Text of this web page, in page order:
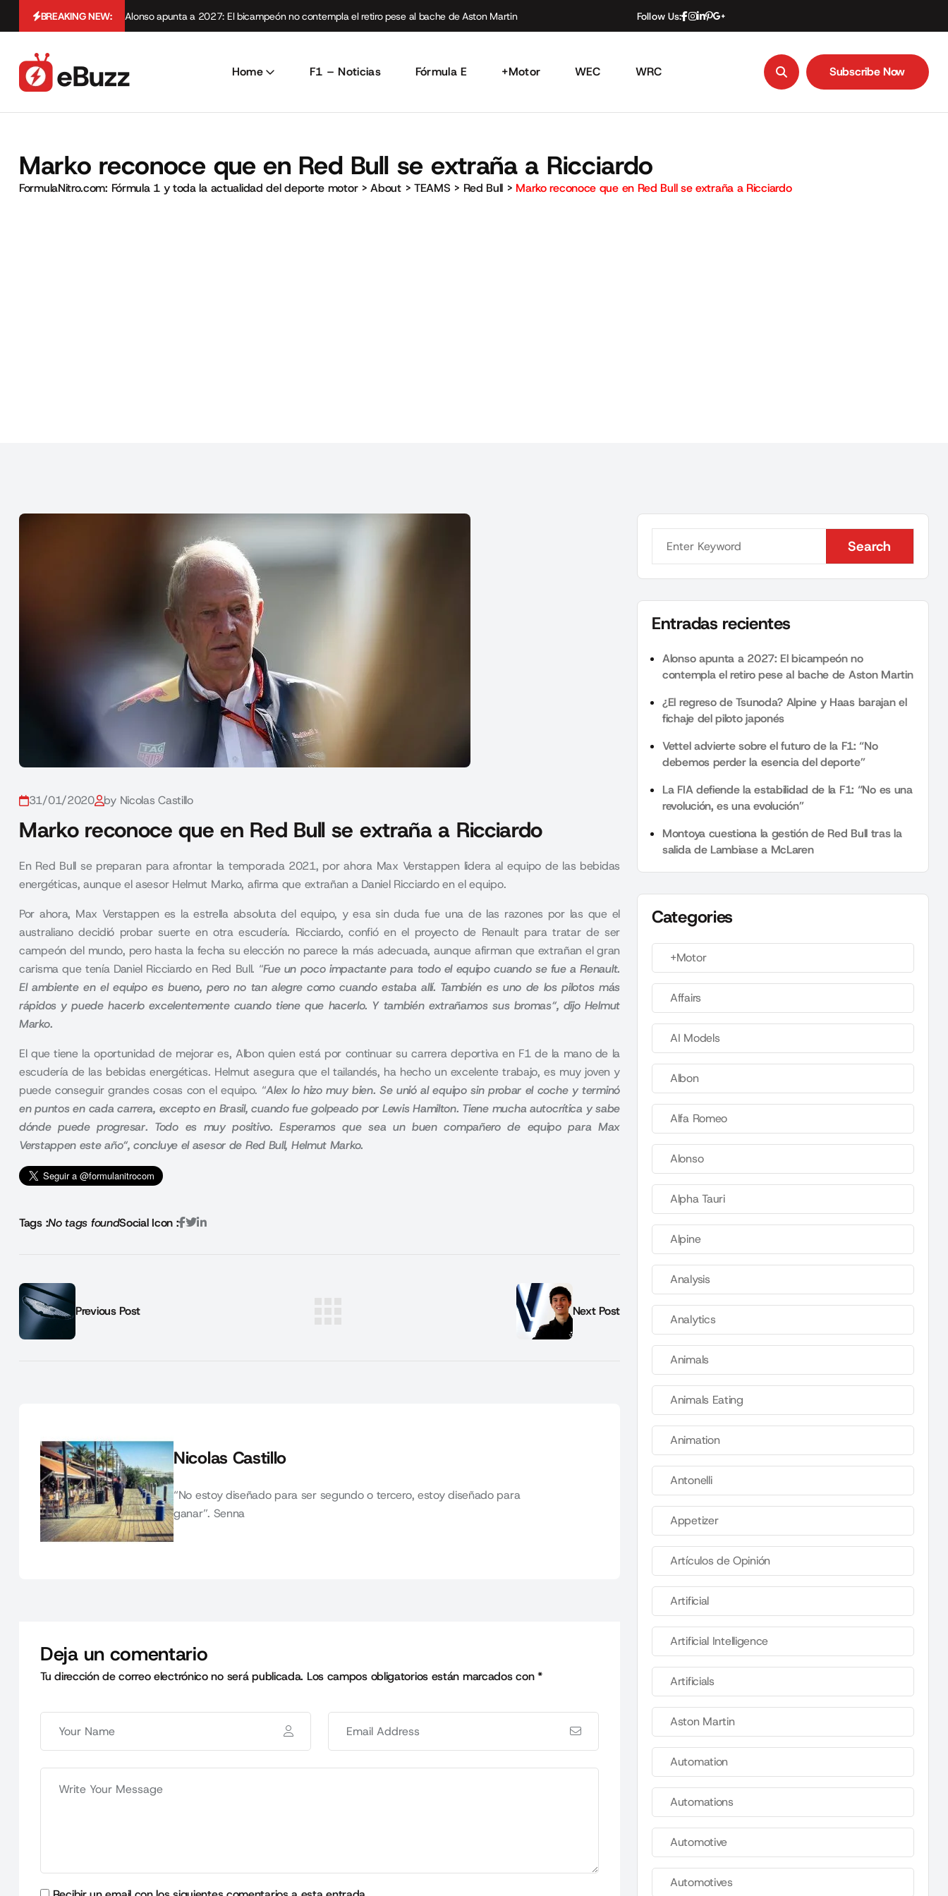
BREAKING NEW: Alonso apunta a 2027: El bicampeón no contempla el retiro pese al bache de Aston Martin Follow Us:
Home F1 – Noticias Fórmula E +Motor WEC WRC Subscribe Now
Marko reconoce que en Red Bull se extraña a Ricciardo
FormulaNitro.com: Fórmula 1 y toda la actualidad del deporte motor>About> TEAMS > Red Bull > Marko reconoce que en Red Bull se extraña a Ricciardo
31/01/2020 by Nicolas Castillo
Marko reconoce que en Red Bull se extraña a Ricciardo
En Red Bull se preparan para afrontar la temporada 2021, por ahora Max Verstappen lidera al equipo de las bebidas
energéticas, aunque el asesor Helmut Marko, afirma que extrañan a Daniel Ricciardo en el equipo.
Por ahora, Max Verstappen es la estrella absoluta del equipo, y esa sin duda fue una de las razones por las que el
australiano decidió probar suerte en otra escudería. Ricciardo, confió en el proyecto de Renault para tratar de ser
campeón del mundo, pero hasta la fecha su elección no parece la más adecuada, aunque afirman que extrañan el gran
carisma que tenía Daniel Ricciardo en Red Bull. “Fue un poco impactante para todo el equipo cuando se fue a Renault.
El ambiente en el equipo es bueno, pero no tan alegre como cuando estaba allí. También es uno de los pilotos más
rápidos y puede hacerlo excelentemente cuando tiene que hacerlo. Y también extrañamos sus bromas“, dijo Helmut
Marko.
El que tiene la oportunidad de mejorar es, Albon quien está por continuar su carrera deportiva en F1 de la mano de la
escudería de las bebidas energéticas. Helmut asegura que el tailandés, ha hecho un excelente trabajo, es muy joven y
puede conseguir grandes cosas con el equipo. “Alex lo hizo muy bien. Se unió al equipo sin probar el coche y terminó
en puntos en cada carrera, excepto en Brasil, cuando fue golpeado por Lewis Hamilton. Tiene mucha autocrítica y sabe
dónde puede progresar. Todo es muy positivo. Esperamos que sea un buen compañero de equipo para Max
Verstappen este año“, concluye el asesor de Red Bull, Helmut Marko.
Tags :No tags foundSocial Icon :
Previous Post Next Post
Nicolas Castillo
“No estoy diseñado para ser segundo o tercero, estoy diseñado para
ganar”. Senna
Deja un comentario
Tu dirección de correo electrónico no será publicada. Los campos obligatorios están marcados con*
Search
Search
Entradas recientes
Alonso apunta a 2027: El bicampeón no
contempla el retiro pese al bache de Aston Martin
¿El regreso de Tsunoda? Alpine y Haas barajan el
fichaje del piloto japonés
Vettel advierte sobre el futuro de la F1: “No
debemos perder la esencia del deporte”
La FIA defiende la estabilidad de la F1: “No es una
revolución, es una evolución”
Montoya cuestiona la gestión de Red Bull tras la
salida de Lambiase a McLaren
Categories
+Motor
Affairs
AI Models
Albon
Alfa Romeo
Alonso
Alpha Tauri
Alpine
Analysis
Analytics
Animals
Animals Eating
Animation
Antonelli
Appetizer
Artículos de Opinión
Artificial
Artificial Intelligence
Artificials
Aston Martin
Automation
Automations
Automotive
Automotives